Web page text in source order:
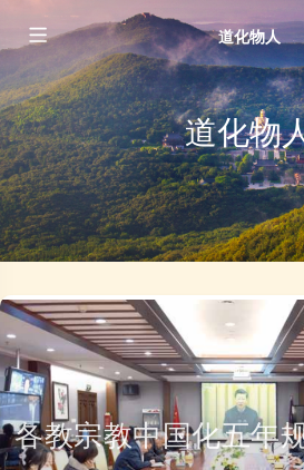
道化物人
道化物
各教宗教中国化五年